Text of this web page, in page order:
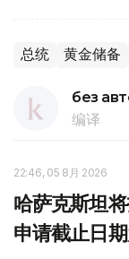
总统 黄金储备
без
编译
22:46, 05 8月 2026
哈萨克斯坦
申请截止日